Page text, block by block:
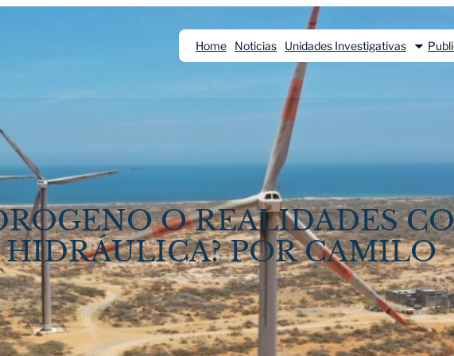
Home Noticias Unidades Investigativas
O REALIDADES
POR CAMILO